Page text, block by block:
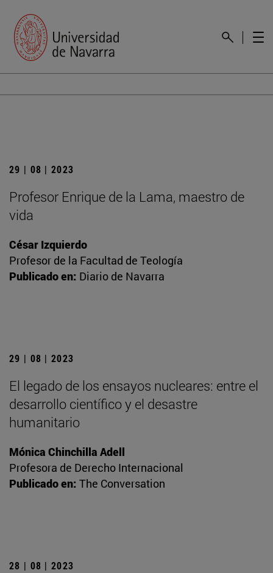
29 | 08 | 2023
Profesor Enrique de la Lama, maestro de
vida
César Izquierdo
Profesor de la Facultad de Teología
Publicado en: Diario de Navarra
29 | 08 | 2023
El legado de los ensayos nucleares: entre el
desarrollo científico y el desastre
humanitario
Mónica Chinchilla Adell
Profesora de Derecho Internacional
Publicado en: The Conversation
28 | 08 | 2023